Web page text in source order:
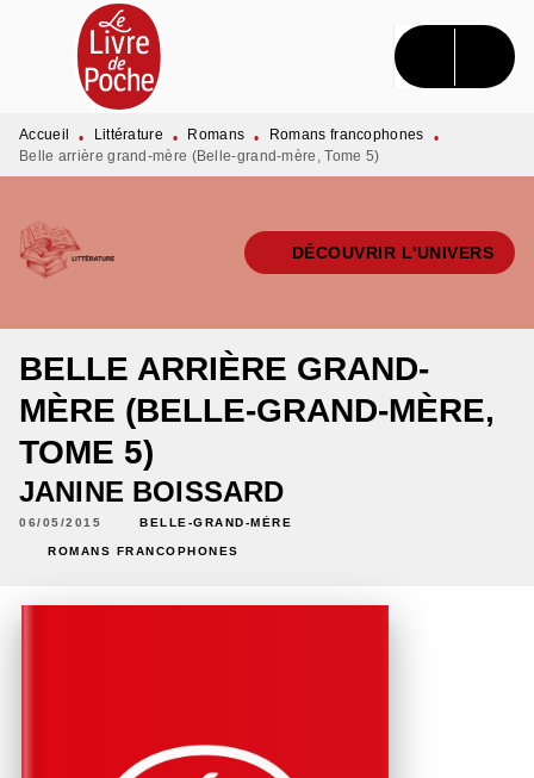
MENU RECHERCHE CONTENU
PIED DE PAGE
Accueil • Littérature • Romans • Romans francophones
•
Belle arrière grand-mère (Belle-grand-mère, Tome 5)
DÉCOUVRIR L'UNIVERS
BELLE ARRIÈRE GRAND-
MÈRE (BELLE-GRAND-MÈRE,
TOME 5)
JANINE BOISSARD
06/05/2015 BELLE-GRAND-MÈRE
ROMANS FRANCOPHONES